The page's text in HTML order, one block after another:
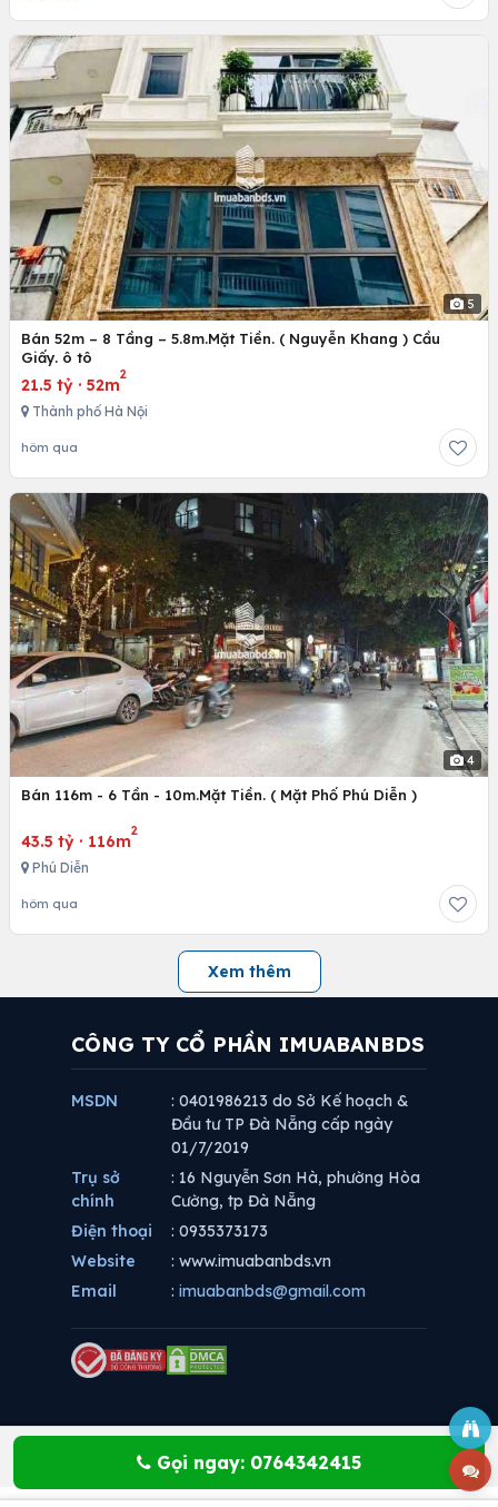
5
Bán 52m – 8 Tầng – 5.8m.Mặt Tiền. ( Nguyễn Khang ) Cầu
Giấy. ô tô
21.5 tỷ · 52m
2
Thành phố Hà Nội
hôm qua
4
Bán 116m - 6 Tần - 10m.Mặt Tiền. ( Mặt Phố Phú Diễn )
43.5 tỷ · 116m
2
Phú Diễn
hôm qua
Xem thêm
Gọi ngay: 0764342415
CÔNG TY CỔ PHẦN IMUABANBDS
MSDN
: 0401986213 do Sở Kế hoạch &
Đầu tư TP Đà Nẵng cấp ngày
01/7/2019
Trụ sở
chính
: 16 Nguyễn Sơn Hà, phường Hòa
Cường, tp Đà Nẵng
Điện thoại
: 0935373173
Website
: www.imuabanbds.vn
Email
: imuabanbds@gmail.com